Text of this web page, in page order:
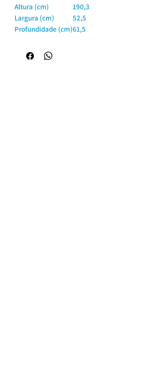
Altura (cm)
190,3
Largura (cm)
52,5
Profundidade (cm)61,5